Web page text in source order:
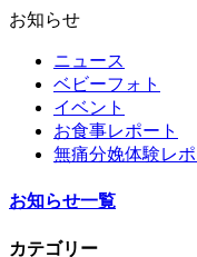
お知らせ
ニュース
ベビーフォト
イベント
お食事レポート
無痛分娩体験レポ
お知らせ一覧
カテゴリー